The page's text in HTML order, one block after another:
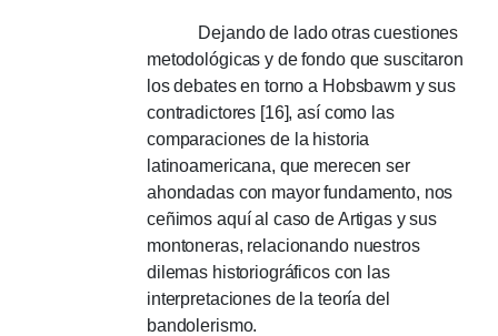
Dejando de lado otras cuestiones
metodológicas y de fondo que suscitaron
los debates en torno a Hobsbawm y sus
contradictores [16], así como las
comparaciones de la historia
latinoamericana, que merecen ser
ahondadas con mayor fundamento, nos
ceñimos aquí al caso de Artigas y sus
montoneras, relacionando nuestros
dilemas historiográficos con las
interpretaciones de la teoría del
bandolerismo.